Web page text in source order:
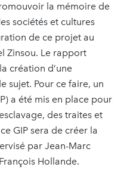
la mémoire de
sociétés et cultures
de ce projet au
Zinsou. Le rapport
création d’une
sujet. Pour ce faire, un
a été mis en place pour
des traites et
GIP sera de créer la
par Jean-Marc
Hollande.